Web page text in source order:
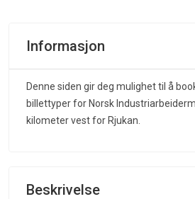
Informasjon
Denne siden gir deg mulighet til å
billettyper for Norsk
kilometer vest for Rjukan.
Beskrivelse